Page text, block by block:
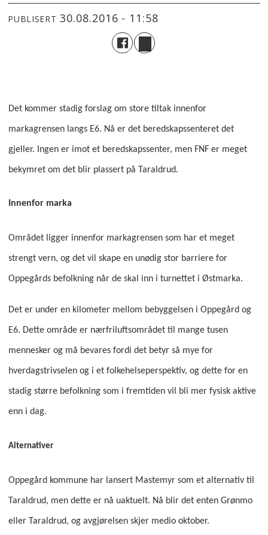
PUBLISERT 30.08.2016 - 11:58
Det kommer stadig forslag om store tiltak innenfor
markagrensen langs E6. Nå er det beredskapssenteret det
gjeller. Ingen er imot et beredskapssenter, men FNF er meget
bekymret om det blir plassert på Taraldrud.
Innenfor marka
Området ligger innenfor markagrensen som har et meget
strengt vern, og det vil skape en unødig stor barriere for
Oppegårds befolkning når de skal inn i turnettet i Østmarka.
Det er under en kilometer mellom bebyggelsen i Oppegård og
E6. Dette område er nærfriluftsområdet til mange tusen
mennesker og må bevares fordi det betyr så mye for
hverdagstrivselen og i et folkehelseperspektiv, og dette for en
stadig større befolkning som i fremtiden vil bli mer fysisk aktive
enn i dag.
Alternativer
Oppegård kommune har lansert Mastemyr som et alternativ til
Taraldrud, men dette er nå uaktuelt. Nå blir det enten Grønmo
eller Taraldrud, og avgjørelsen skjer medio oktober.